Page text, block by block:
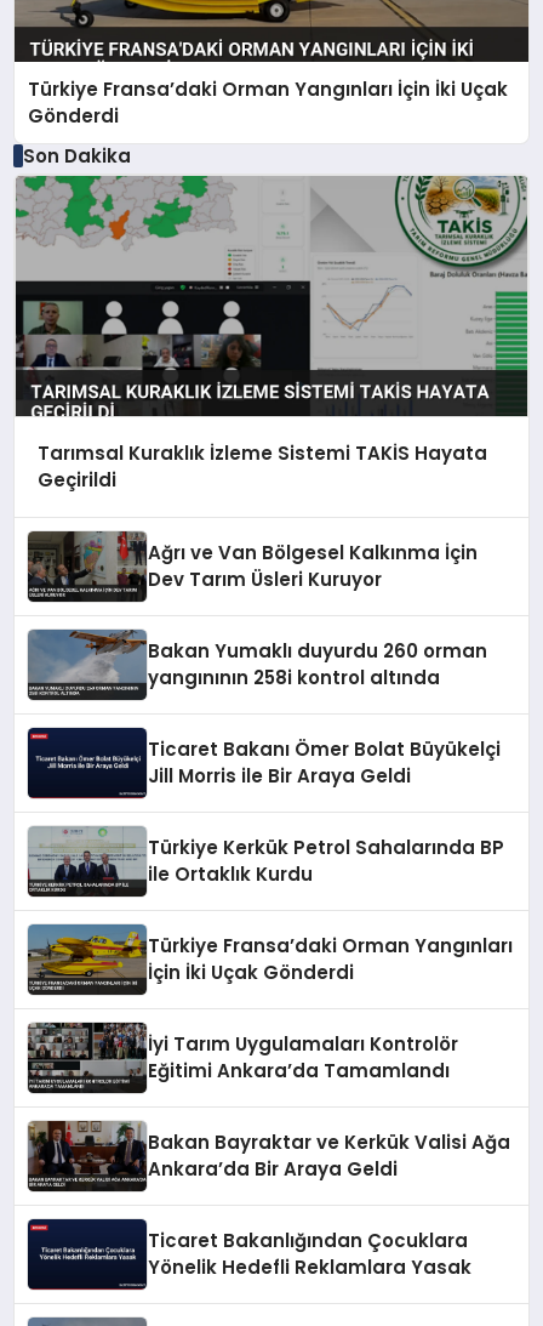
Türkiye Fransa’daki Orman Yangınları İçin İki Uçak
Gönderdi
Son Dakika
Tarımsal Kuraklık İzleme Sistemi TAKİS Hayata
Geçirildi
Ağrı ve Van Bölgesel Kalkınma İçin
Dev Tarım Üsleri Kuruyor
Bakan Yumaklı duyurdu 260 orman
yangınının 258i kontrol altında
Ticaret Bakanı Ömer Bolat Büyükelçi
Jill Morris ile Bir Araya Geldi
Türkiye Kerkük Petrol Sahalarında BP
ile Ortaklık Kurdu
Türkiye Fransa’daki Orman Yangınları
İçin İki Uçak Gönderdi
İyi Tarım Uygulamaları Kontrolör
Eğitimi Ankara’da Tamamlandı
Bakan Bayraktar ve Kerkük Valisi Ağa
Ankara’da Bir Araya Geldi
Ticaret Bakanlığından Çocuklara
Yönelik Hedefli Reklamlara Yasak